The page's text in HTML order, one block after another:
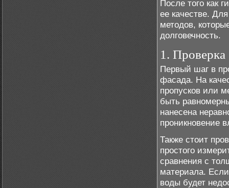
После того как
ее качестве.
методов,
долговечность.
1.
Первый шаг в
фасада. На
пропусков или
быть
нанесена
проникновение
Также стоит
простого
сравнения с
материала.
воды будет